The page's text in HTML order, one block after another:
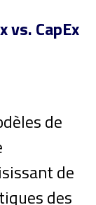
vs. CapEx
de
de
des